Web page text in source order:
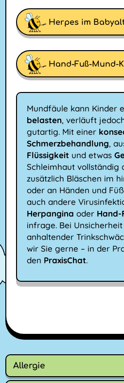
Herpes im
Hand-Fuß-Mund-
Mundfäule kann Kinder
belasten, verläuft
gutartig. Mit einer
Schmerzbehandlung,
Flüssigkeit und etwas
Schleimhaut vollständig
zusätzlich Bläschen im
oder an Händen und
auch andere
Herpangina oder Hand-
infrage. Bei
anhaltender
wir Sie gerne – in der
den PraxisChat.
Allergie